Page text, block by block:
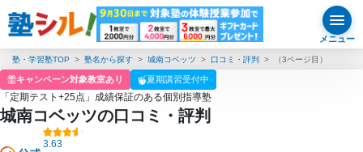
メニュー
塾・学習塾TOP 塾名から探す 城南コベッツ 口コミ・評判 （3ページ目）
キャンペーン対象教室あり 夏期講習受付中
「定期テスト+25点」成績保証のある個別指導塾
城南コベッツの口コミ・評判
3.63